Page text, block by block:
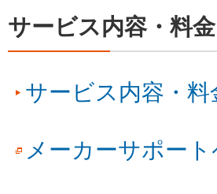
サービス内容・料金
サービス内容・料
メーカーサポー